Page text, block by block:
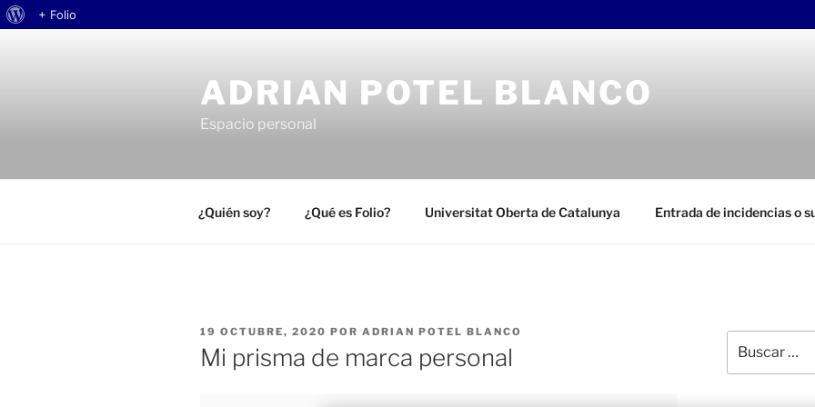
Acerca
+ Folio
ADRIAN POTEL BLANCO
Espacio personal
¿Quién soy? ¿Qué es Folio? Universitat Oberta de Catalunya Entrada de incidencias o
PUBLICADO
EL
19 OCTUBRE, 2020 POR ADRIAN POTEL BLANCO
Mi prisma de marca personal
por: